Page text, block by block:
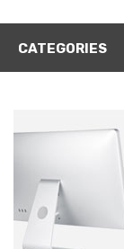
CATEGORIES